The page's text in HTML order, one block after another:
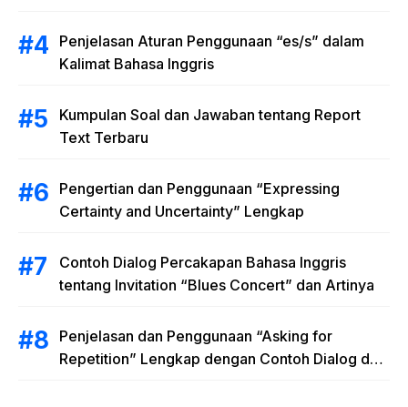
Penjelasan Aturan Penggunaan “es/s” dalam
Kalimat Bahasa Inggris
Kumpulan Soal dan Jawaban tentang Report
Text Terbaru
Pengertian dan Penggunaan “Expressing
Certainty and Uncertainty” Lengkap
Contoh Dialog Percakapan Bahasa Inggris
tentang Invitation “Blues Concert” dan Artinya
Penjelasan dan Penggunaan “Asking for
Repetition” Lengkap dengan Contoh Dialog dan